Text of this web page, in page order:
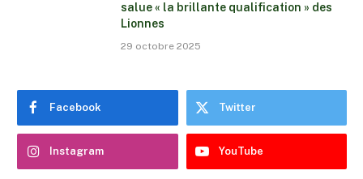
salue « la brillante qualification » des
Lionnes
29 octobre 2025
Facebook Twitter
Instagram YouTube